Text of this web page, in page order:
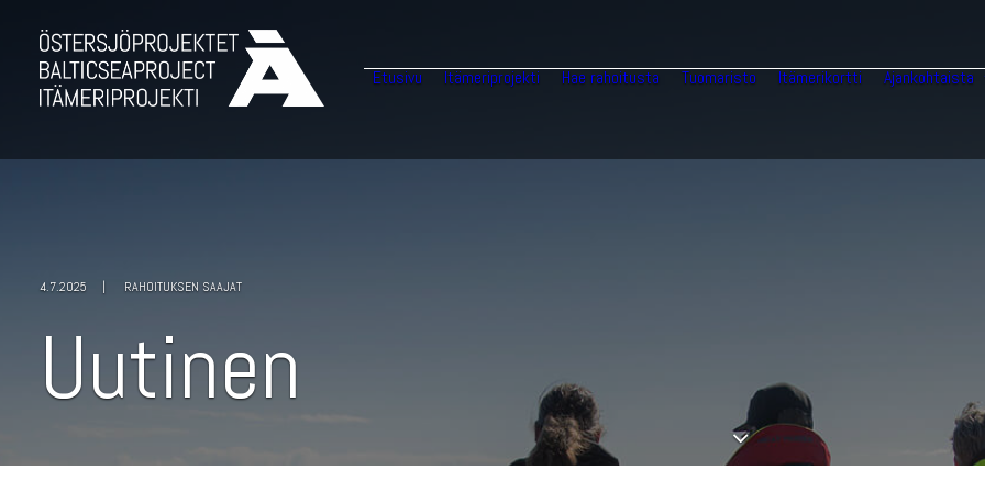
Etusivu Itämeriprojekti Hae rahoitusta Tuomaristo Itämerikortti Ajankohtaista
4.7.2025 | RAHOITUKSEN SAAJAT
Uutinen